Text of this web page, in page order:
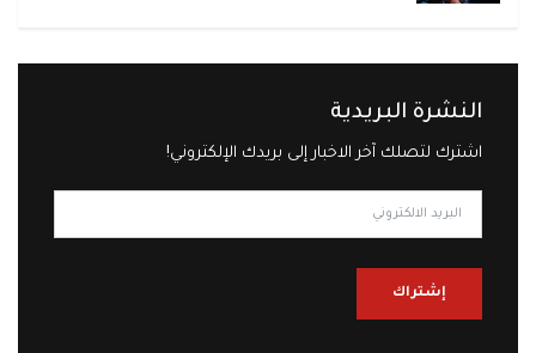
النشرة البريدية
اشترك لتصلك آخر الاخبار إلى بريدك الإلكتروني!
إشتراك